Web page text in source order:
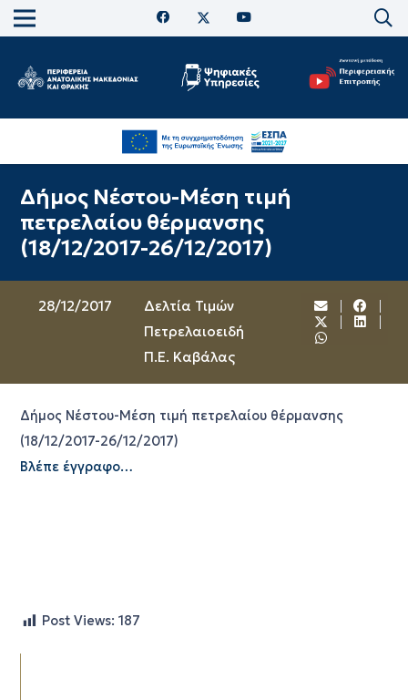
Δήμος Νέστου-Μέση τιμή
πετρελαίου θέρμανσης
(18/12/2017-26/12/2017)
28/12/2017
Δελτία Τιμών
Πετρελαιοειδή
Π.Ε. Καβάλας
Δήμος Νέστου-Μέση τιμή πετρελαίου θέρμανσης
(18/12/2017-26/12/2017)
Βλέπε έγγραφο…
Post Views: 187